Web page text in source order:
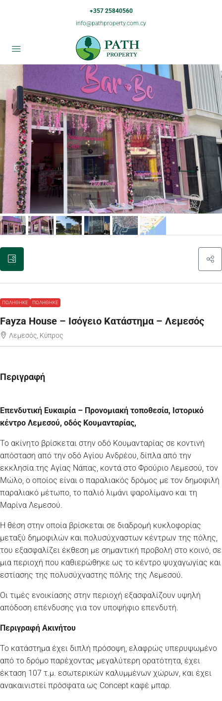
+357 25840560
info@pathproperty.com.cy
ΠΩΛΉΘΗΚΕ ΠΩΛΉΘΗΚΕ
Fayza House – Ισόγειο Kατάστημα – Λεμεσός
Λεμεσός, Κύπρος
Περιγραφή
Επενδυτική Ευκαιρία – Προνομιακή τοποθεσία, Ιστορικό
κέντρο Λεμεσού, οδός Κουμανταρίας,
Το ακίνητο βρίσκεται στην οδό Κουμανταρίας σε κοντινή
απόσταση από την οδό Αγίου Ανδρέου, δίπλα από την
εκκλησία της Αγίας Νάπας, κοντά στο Φρούριο Λεμεσού, τον
Μώλο, ο οποίος είναι ο παραλιακός δρόμος με τον δημοφιλή
παραλιακό μέτωπο, το παλιό λιμάνι ψαρολίμανο και τη
Μαρίνα Λεμεσού.
Η θέση στην οποία βρίσκεται σε διαδρομή κυκλοφορίας
μεταξύ δημοφιλών και πολυσύχναστων κέντρων της πόλης,
του εξασφαλίζει έκθεση με σημαντική προβολή στο κοινό, σε
μια περιοχή που καθιερώθηκε ως το κέντρο ψυχαγωγίας και
εστίασης της πολυσύχναστης πόλης της Λεμεσού.
Οι τιμές ενοικίασης στην περιοχή εξασφαλίζουν υψηλή
απόδοση επένδυσης για τον υποψήφιο επενδυτή.
Περιγραφή Ακινήτου
Το κατάστημα έχει διπλή πρόσοψη, ελαφρώς υπερυψωμένο
από το δρόμο παρέχοντας μεγαλύτερη ορατότητα, έχει
έκταση 107 τ.μ. εσωτερικών καλυμμένων χώρων, και έχει
ανακαινιστεί πρόσφατα ως Concept καφέ μπαρ.